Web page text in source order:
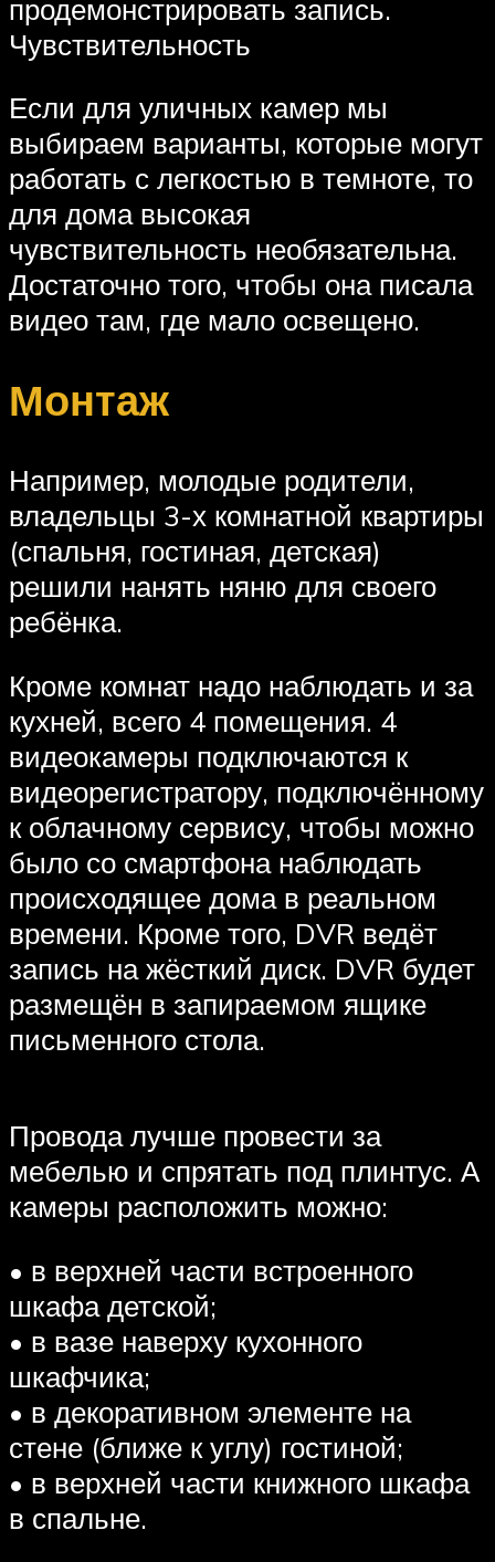
продемонстрировать запись.
Чувствительность
Если для уличных камер мы
выбираем варианты, которые могут
работать с легкостью в темноте, то
для дома высокая
чувствительность необязательна.
Достаточно того, чтобы она писала
видео там, где мало освещено.
Монтаж
Например, молодые родители,
владельцы 3-х комнатной квартиры
(спальня, гостиная, детская)
решили нанять няню для своего
ребёнка.
Кроме комнат надо наблюдать и за
кухней, всего 4 помещения. 4
видеокамеры подключаются к
видеорегистратору, подключённому
к облачному сервису, чтобы можно
было со смартфона наблюдать
происходящее дома в реальном
времени. Кроме того, DVR ведёт
запись на жёсткий диск. DVR будет
размещён в запираемом ящике
письменного стола.
Провода лучше провести за
мебелью и спрятать под плинтус. А
камеры расположить можно:
• в верхней части встроенного
шкафа детской;
• в вазе наверху кухонного
шкафчика;
• в декоративном элементе на
стене (ближе к углу) гостиной;
• в верхней части книжного шкафа
в спальне.